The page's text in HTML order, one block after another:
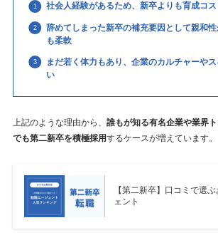
社会人経験があるため、新卒よりも育成コ
辞めてしまった新卒の補充要因として親和
も柔軟
まだ若く体力もあり、企業のカルチャーや
い
上記のような理由から、 誰もが知る有名企業や業界
でも第二新卒を積極採用するケースが増えています。
【第二新卒】口コミで選
ェント